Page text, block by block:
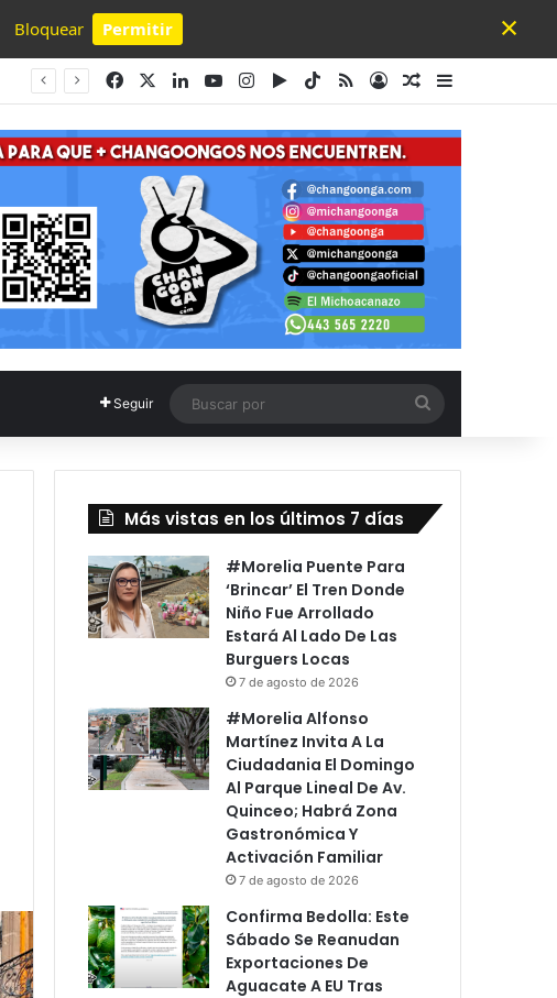
Bloquear Permitir
Powered by SendPulse
×
FacebookLinkedInYouTubeInstagram
Google Play
TikTok
RSSAccesoPublicación al
Barra lateral
Seguir
por
Más vistas en los últimos 7 días
#Morelia Puente Para
‘Brincar’ El Tren Donde
Niño Fue Arrollado
Estará Al Lado De Las
Burguers Locas
7 de agosto de 2026
#Morelia Alfonso
Martínez Invita A La
Ciudadania El Domingo
Al Parque Lineal De Av.
Quinceo; Habrá Zona
Gastronómica Y
Activación Familiar
7 de agosto de 2026
Confirma Bedolla: Este
Sábado Se Reanudan
Exportaciones De
Aguacate A EU Tras